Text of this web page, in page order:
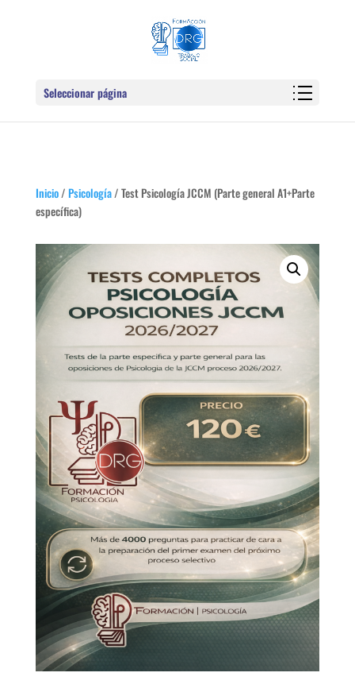
Seleccionar página
Inicio/Psicología/ Test Psicología JCCM (Parte general A1+Parte
específica)